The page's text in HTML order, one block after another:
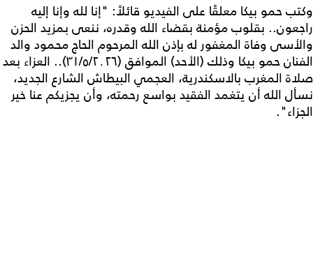
وكتب حمو بيكا معلقًا على الفيديو قائلاً: "إنا لله وإنا إليه
راجعون.. بقلوب مؤمنة بقضاء الله وقدره، ننعى بمزيد الحزن
والأسى وفاة المغفور له بإذن الله المرحوم الحاج محمود والد
الفنان حمو بيكا وذلك (الأحد) الموافق (٣١/٥/٢٠٢٦).. العزاء بعد
صلاة المغرب بالاسكندرية، العجمي البيطاش الشارع الجديد،
نسأل الله أن يتغمد الفقيد بواسع رحمته، وأن يجزيكم عنا خير
الجزاء".